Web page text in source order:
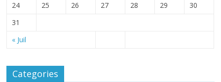
« Juil
24
25 26 27 28 29
30
31
Categories